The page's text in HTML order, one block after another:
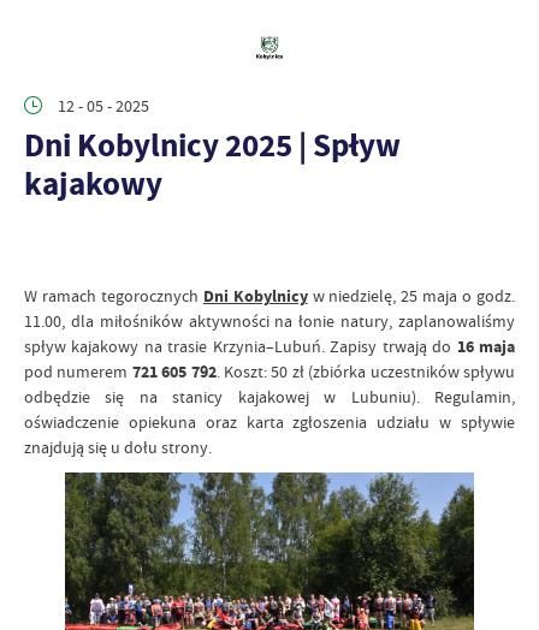
12 - 05 - 2025
Dni Kobylnicy 2025 | Spływ
kajakowy
W ramach tegorocznych Dni Kobylnicyw niedzielę, 25 maja o godz.
11.00, dla miłośników aktywności na łonie natury, zaplanowaliśmy
spływ kajakowy na trasie Krzynia–Lubuń. Zapisy trwają do 16 maja
pod numerem 721 605 792. Koszt: 50 zł (zbiórka uczestników spływu
odbędzie się na stanicy kajakowej w Lubuniu). Regulamin,
oświadczenie opiekuna oraz karta zgłoszenia udziału w spływie
znajdują się u dołu strony.